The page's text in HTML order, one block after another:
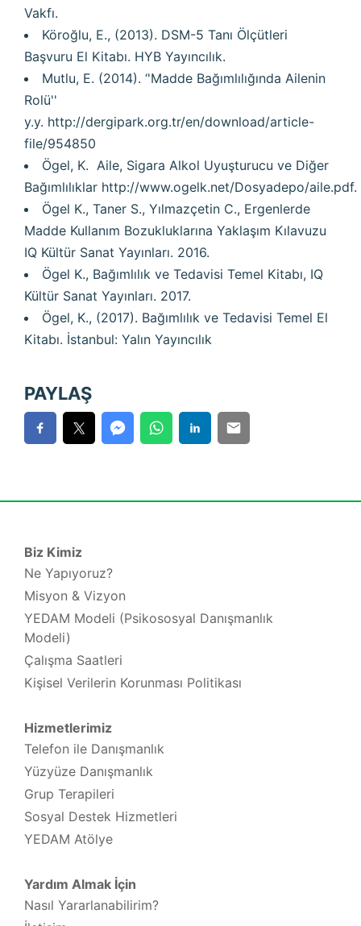
Vakfı.
Köroğlu, E., (2013). DSM-5 Tanı Ölçütleri
Başvuru El Kitabı. HYB Yayıncılık.
Mutlu, E. (2014). ‘'Madde Bağımlılığında Ailenin
Rolü''
y.y. http://dergipark.org.tr/en/download/article-
file/954850
Ögel, K. Aile, Sigara Alkol Uyuşturucu ve Diğer
Bağımlılıklar http://www.ogelk.net/Dosyadepo/aile.pdf.
Ögel K., Taner S., Yılmazçetin C., Ergenlerde
Madde Kullanım Bozukluklarına Yaklaşım Kılavuzu
IQ Kültür Sanat Yayınları. 2016.
Ögel K., Bağımlılık ve Tedavisi Temel Kitabı, IQ
Kültür Sanat Yayınları. 2017.
Ögel, K., (2017). Bağımlılık ve Tedavisi Temel El
Kitabı. İstanbul: Yalın Yayıncılık
PAYLAŞ
Biz Kimiz
Ne Yapıyoruz?
Misyon & Vizyon
YEDAM Modeli (Psikososyal Danışmanlık
Modeli)
Çalışma Saatleri
Kişisel Verilerin Korunması Politikası
Hizmetlerimiz
Telefon ile Danışmanlık
Yüzyüze Danışmanlık
Grup Terapileri
Sosyal Destek Hizmetleri
YEDAM Atölye
Yardım Almak İçin
Nasıl Yararlanabilirim?